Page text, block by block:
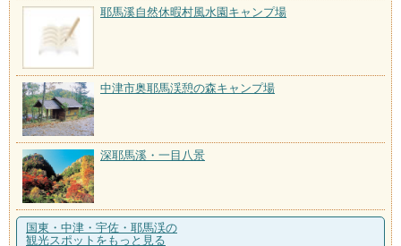
耶馬溪自然休暇村風水園キャンプ場
中津市奥耶馬渓憩の森キャンプ場
深耶馬溪・一目八景
国東・中津・宇佐・耶馬渓の
観光スポットをもっと見る